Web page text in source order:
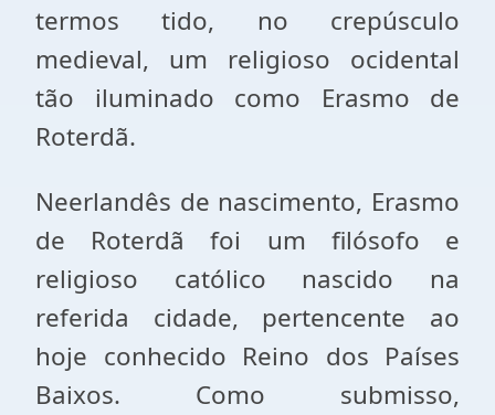
termos tido, no crepúsculo
medieval, um religioso ocidental
tão iluminado como Erasmo de
Roterdã.
Neerlandês de nascimento, Erasmo
de Roterdã foi um filósofo e
religioso católico nascido na
referida cidade, pertencente ao
hoje conhecido Reino dos Países
Baixos. Como submisso,